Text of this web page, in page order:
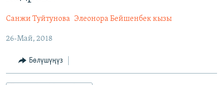
ЭКОНОМИКА
МАДАНИЯТ
БОРБОР АЗИЯ
УКРАИНА
АТАЙЫН ИЛИКТӨӨ
ТВ ПРОГРАММАЛАР
БҮГҮН АЗАТТЫКТА
ПОДКАСТ
ӨЗГӨЧӨ ПИКИР
Санжи Туйтунова Элеонора Бейшенбек кызы
26-Май, 2018
Бөлүшүңүз